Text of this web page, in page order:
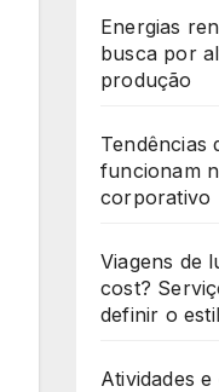
Energias
busca por
produção
Tendências
funcionam
corporativo
Viagens de
cost?
definir o
Atividades